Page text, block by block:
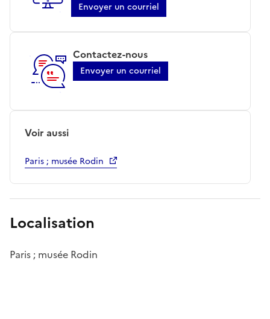
Envoyer un courriel
Contactez-nous
Envoyer un courriel
Voir aussi
Paris ; musée Rodin
Localisation
Paris ; musée Rodin